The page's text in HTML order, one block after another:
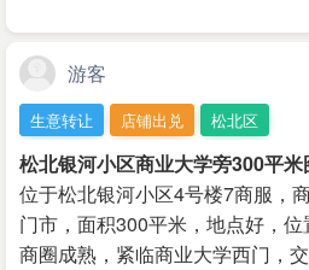
游客
生意转让 店铺出兑 松北区
松北银河小区商业大学旁300平
位于松北银河小区4号楼7商服，
门市，面积300平米，地点好，位
商圈成熟，紧临商业大学西门，